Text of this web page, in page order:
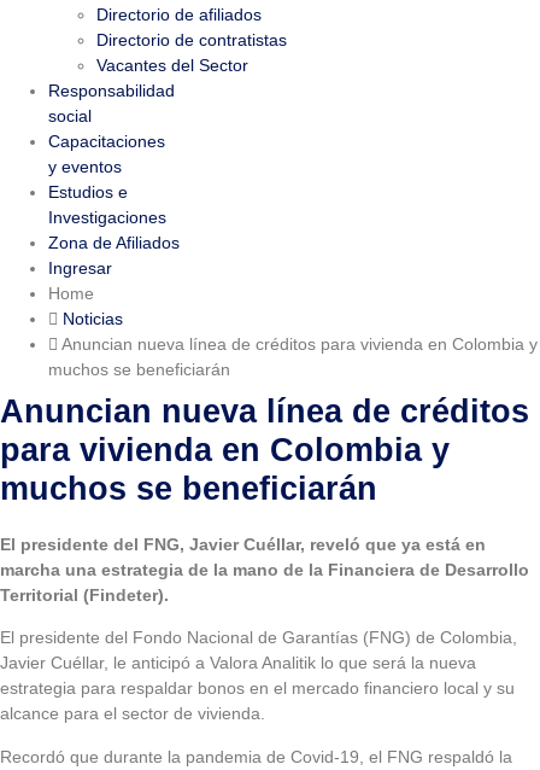
Directorio de afiliados
Directorio de contratistas
Vacantes del Sector
Responsabilidad
social
Capacitaciones
y eventos
Estudios e
Investigaciones
Zona de Afiliados
Ingresar
Home
Noticias
Anuncian nueva línea de créditos para vivienda en Colombia y
muchos se beneficiarán
Anuncian nueva línea de créditos
para vivienda en Colombia y
muchos se beneficiarán
El presidente del FNG, Javier Cuéllar, reveló que ya está en
marcha una estrategia de la mano de la Financiera de Desarrollo
Territorial (Findeter).
El presidente del Fondo Nacional de Garantías (FNG) de Colombia,
Javier Cuéllar, le anticipó a Valora Analitik lo que será la nueva
estrategia para respaldar bonos en el mercado financiero local y su
alcance para el sector de vivienda.
Recordó que durante la pandemia de Covid-19, el FNG respaldó la